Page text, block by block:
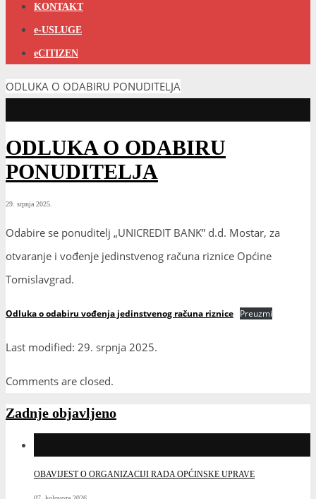
KONTAKT
e-USLUGE
eCITIZEN
ODLUKA O ODABIRU PONUDITELJA
ODLUKA O ODABIRU
PONUDITELJA
29. srpnja 2025.
Odabire se ponuditelj „UNICREDIT BANK” d.d. Mostar, za
otvaranje i vođenje jedinstvenog računa riznice Općine
Tomislavgrad.
Odluka o odabiru vođenja jedinstvenog računa riznice Preuzmi
Last modified: 29. srpnja 2025.
Comments are closed.
Zadnje objavljeno
OBAVIJEST O ORGANIZACIJI RADA OPĆINSKE UPRAVE